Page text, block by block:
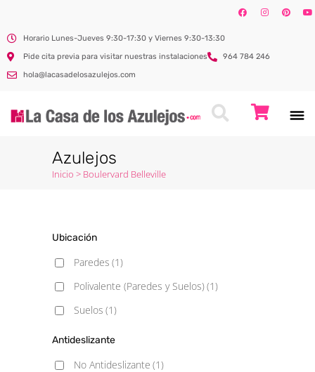
Horario Lunes-Jueves 9:30-17:30 y Viernes 9:30-13:30
Pide cita previa para visitar nuestras instalaciones
964 784 246
hola@lacasadelosazulejos.com
Azulejos
Inicio > Boulervard Belleville
Ubicación
Paredes (1)
Polivalente (Paredes y Suelos)(1)
Suelos (1)
Antideslizante
No Antideslizante (1)